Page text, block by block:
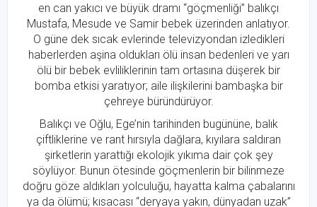
en can yakıcı ve büyük dramı “göçmenliği” balıkçı
Mustafa, Mesude ve Samir bebek üzerinden anlatıyor.
O güne dek sıcak evlerinde televizyondan izledikleri
haberlerden aşina oldukları ölü insan bedenleri ve yarı
ölü bir bebek evliliklerinin tam ortasına düşerek bir
bomba etkisi yaratıyor; aile ilişkilerini bambaşka bir
çehreye büründürüyor.
Balıkçı ve Oğlu, Ege’nin tarihinden bugününe, balık
çiftliklerine ve rant hırsıyla dağlara, kıyılara saldıran
şirketlerin yarattığı ekolojik yıkıma dair çok şey
söylüyor. Bunun ötesinde göçmenlerin bir bilinmeze
doğru göze aldıkları yolculuğu, hayatta kalma çabalarını
ya da ölümü; kısacası “deryaya yakın, dünyadan uzak”